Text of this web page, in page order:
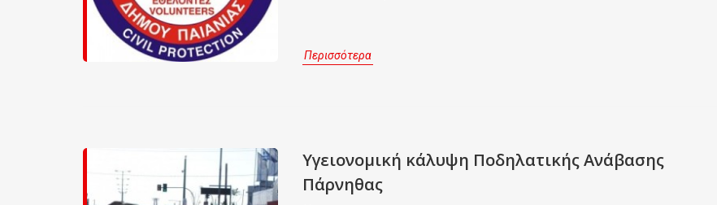
Περισσότερα
Υγειονομική κάλυψη Ποδηλατικής Ανάβασης
Πάρνηθας